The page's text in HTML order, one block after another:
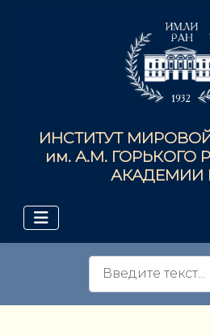
ИНСТИТУТ
им. А.М. ГОРЬКОГО
АКАДЕМИИ